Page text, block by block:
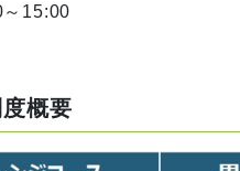
15:00
概要